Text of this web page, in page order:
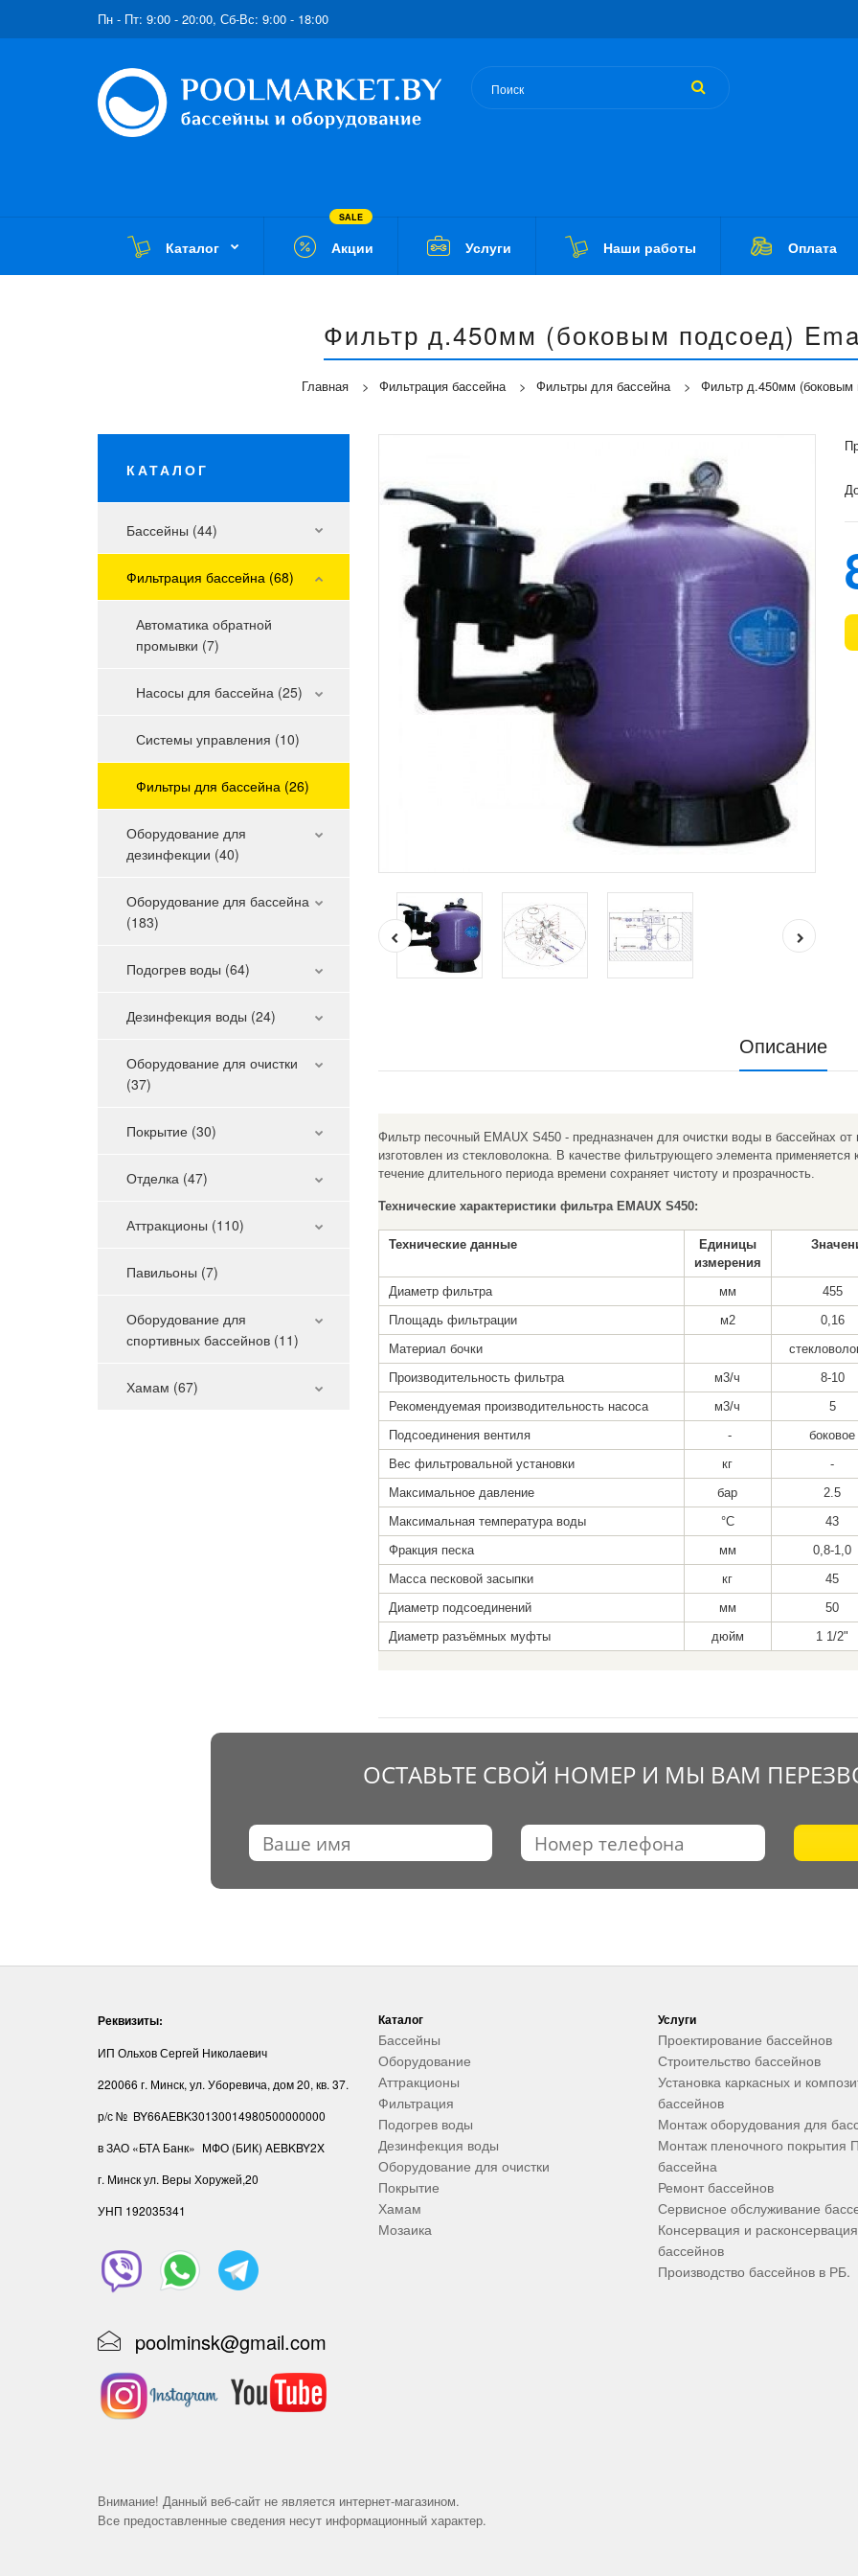
Пн - Пт: 9:00 - 20:00, Сб-Вс: 9:00 - 18:00
Каталог Акции
SALE
Услуги Наши работы Оплата
Фильтр д.450мм (боковым подсоед)
Главная Фильтрация бассейна Фильтры для бассейна Фильтр д.450мм (боковым
КАТАЛОГ
Бассейны (44)
Фильтрация бассейна (68)
Автоматика обратной
промывки (7)
Насосы для бассейна (25)
Системы управления (10)
Фильтры для бассейна (26)
Оборудование для
дезинфекции (40)
Оборудование для бассейна
(183)
Подогрев воды (64)
Дезинфекция воды (24)
Оборудование для очистки
(37)
Покрытие (30)
Отделка (47)
Аттракционы (110)
Павильоны (7)
Оборудование для
спортивных бассейнов (11)
Хамам (67)
Описание
Фильтр песочный EMAUX S450 -предназначен для очистки воды в бассейнах
изготовлен из стекловолокна. В качестве фильтрующего элемента
течение длительного периода времени сохраняет чистоту и прозрачность.
Технические характеристики фильтра EMAUX S450:
Технические данные
Единицы
измерения
Диаметр фильтра мм
455
Площадь фильтрации
м2
0,16
Материал бочки
Производительность фильтра
м3/ч
8-10
Рекомендуемая производительность насоса
м3/ч
5
Подсоединения вентиля
-
боковое
Вес фильтровальной установки
кг
-
Максимальное давление
бар
2.5
Максимальная температура воды
°C
43
Фракция песка
мм
0,8-1,0
Масса песковой засыпки
кг
45
Диаметр подсоединений
мм
50
Диаметр разъёмных муфты
дюйм 1 1/2"
ОСТАВЬТЕ СВОЙ НОМЕР И МЫ ВАМ
Реквизиты:
ИП Ольхов Сергей Николаевич
220066 г. Минск, ул. Уборевича, дом 20, кв. 37.
р/с № BY66AEBK30130014980500000000
в ЗАО «БТА Банк» МФО (БИК) AEBKBY2X
г. Минск ул. Веры Хоружей,20
УНП ‎192035341
poolminsk@gmail.com
Каталог
Бассейны
Оборудование
Аттракционы
Фильтрация
Подогрев воды
Дезинфекция воды
Оборудование для очистки
Покрытие
Хамам
Мозаика
Услуги
Проектирование бассейнов
Строительство бассейнов
Установка каркасных и
бассейнов
Монтаж оборудования для
Монтаж пленочного покрытия
бассейна
Ремонт бассейнов
Сервисное обслуживание
Консервация и расконсервация
бассейнов
Производство бассейнов в РБ.
Внимание! Данный веб-сайт не является интернет-магазином.
Все предоставленные сведения несут информационный характер.